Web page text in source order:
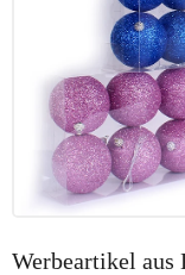
Werbeartikel